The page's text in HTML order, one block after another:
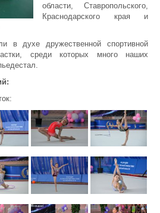
области, Ставропольского,
Краснодарского края и
в духе дружественной спортивной
среди которых много наших